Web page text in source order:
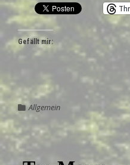
Gefällt mir:
Allgemein